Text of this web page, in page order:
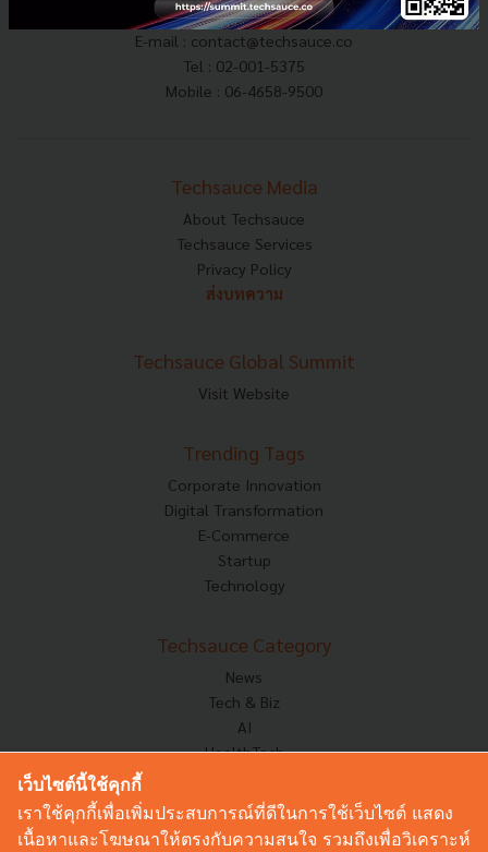
E-mail : contact@techsauce.co
Tel : 02-001-5375
Mobile : 06-4658-9500
Techsauce Media
About Techsauce
Techsauce Services
Privacy Policy
ส่งบทความ
Techsauce Global Summit
Visit Website
Trending Tags
Corporate Innovation
Digital Transformation
E-Commerce
Startup
Technology
Techsauce Category
News
Tech & Biz
AI
HealthTech
Corp Innov
Saucy Thoughts
เว็บไซต์นี้ใช้คุกกี้
เราใช้คุกกี้เพื่อเพิ่มประสบการณ์ที่ดีในการใช้เว็บไซต์ แสดง
เนื้อหาและโฆษณาให้ตรงกับความสนใจ รวมถึงเพื่อวิเคราะห์